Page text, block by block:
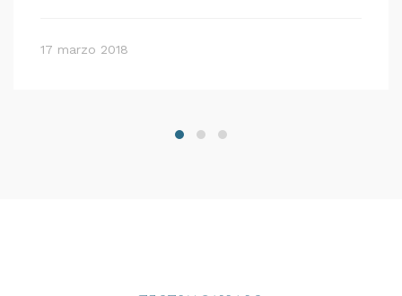
17 marzo 2018